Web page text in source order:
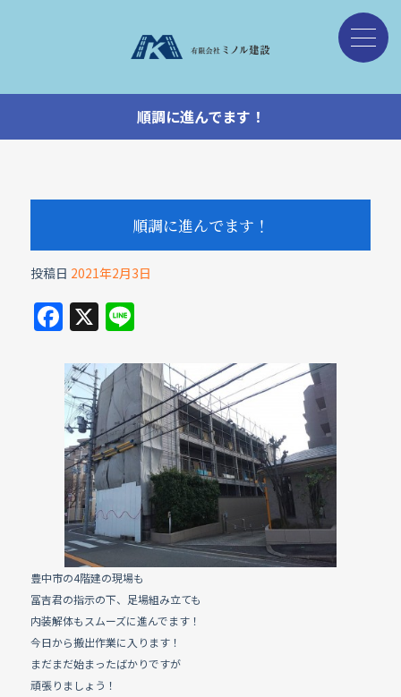
順調に進んでます！
順調に進んでます！
投稿日 2021年2月3日
F
a
c
e
b
o
o
k
X Li
e
豊中市の4階建の現場も
冨吉君の指示の下、足場組み立ても
内装解体もスムーズに進んでます！
今日から搬出作業に入ります！
まだまだ始まったばかりですが
頑張りましょう！